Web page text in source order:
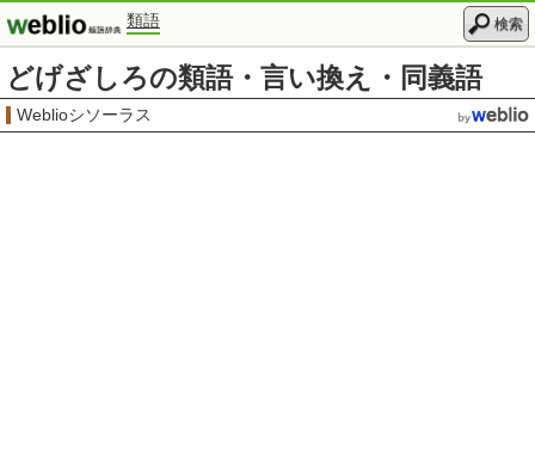
類語 検索
どげざしろの類語・言い換え・同義語
Weblioシソーラス